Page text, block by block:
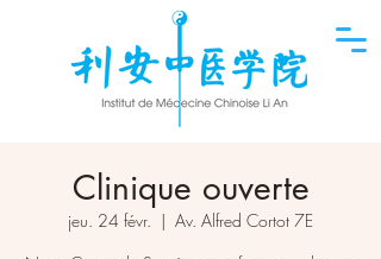
Clinique ouverte
jeu. 24 févr.
  |
Av. Alfred Cortot 7E